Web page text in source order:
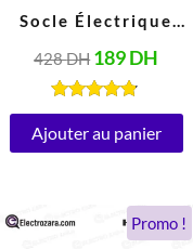
Socle Électrique
avec Bol 2 Litres
Inox (250W, 220V-
240V, 50/60Hz)
428DH 189DH
Note
4.67
sur 5
Ajouter au panier
Promo !
prix
Le
prix